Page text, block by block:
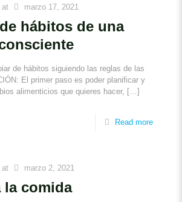
at marzo 17, 2021
hábitos de una
de hábitos siguiendo las reglas de las
El primer paso es poder planificar y
alimenticios que quieres hacer, […]
Read more
at marzo 2, 2021
la comida